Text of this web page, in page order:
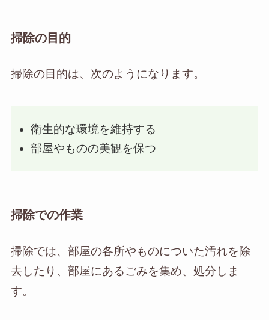
掃除の目的
掃除の目的は、次のようになります。
衛生的な環境を維持する
部屋やものの美観を保つ
掃除での作業
掃除では、部屋の各所やものについた汚れを除
去したり、部屋にあるごみを集め、処分しま
す。